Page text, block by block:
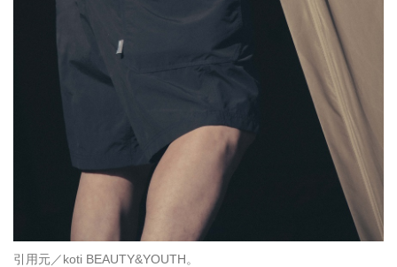
引用元／koti BEAUTY&YOUTH。